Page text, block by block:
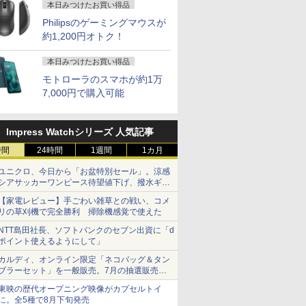
本日みつけたお買い得品
Philipsのゲーミングマウスが
約1,200円オトク！
本日みつけたお買い得品
モトローラのスマホが約1万
7,000円で購入可能
Impress Watchシリーズ 人気記事
24時間 1週間 1カ月
ニクロ、今日から「お盆特別セール」。涼感
アサッカーワンピース待望値下げ、撥水ギア
ョーツは1990円に
家電レビュー】手ごわい雑草との戦い、コメ
の草刈機で完全勝利 掃除機感覚で使えた
島田社長、ソフトバンクのセブン出資に「d
イント使えるようにして」
ルディ、オンライン限定「ネコバッグ＆タン
ラーセット」を一般販売。7月の抽選販売の
選無効分
映の歴代オープニング映像がカプセルトイ
。全5種で8月下旬発売